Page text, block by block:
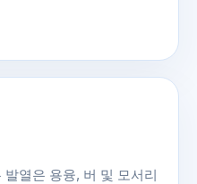
발열은 용융, 버 및 모서리